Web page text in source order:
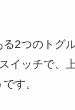
2つのトグ
イッチで、
す。